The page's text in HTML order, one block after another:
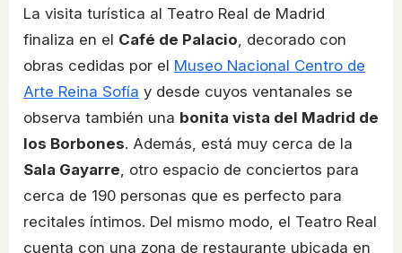
La visita turística al Teatro Real de Madrid
finaliza en el Café de Palacio , decorado con
obras cedidas por el Museo Nacional Centro de
Arte Reina Sofía y desde cuyos ventanales se
observa también una bonita vista del Madrid de
los Borbones. Además, está muy cerca de la
Sala Gayarre , otro espacio de conciertos para
cerca de 190 personas que es perfecto para
recitales íntimos. Del mismo modo, el Teatro Real
cuenta con una zona de restaurante ubicada en